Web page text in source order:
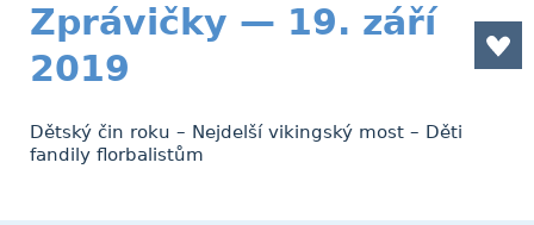
Zprávičky — 19. září
2019
Dětský čin roku – Nejdelší vikingský most – Děti
fandily florbalistům